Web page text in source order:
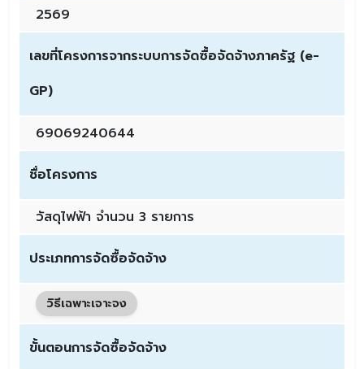
2569
เลขที่โครงการจากระบบการจัดซื้อจัดจ้างภาครัฐ (e-
GP)
69069240644
ชื่อโครงการ
วัสดุไฟฟ้า จำนวน 3 รายการ
ประเภทการจัดซื้อจัดจ้าง
วิธีเฉพาะเจาะจง
ขั้นตอนการจัดซื้อจัดจ้าง